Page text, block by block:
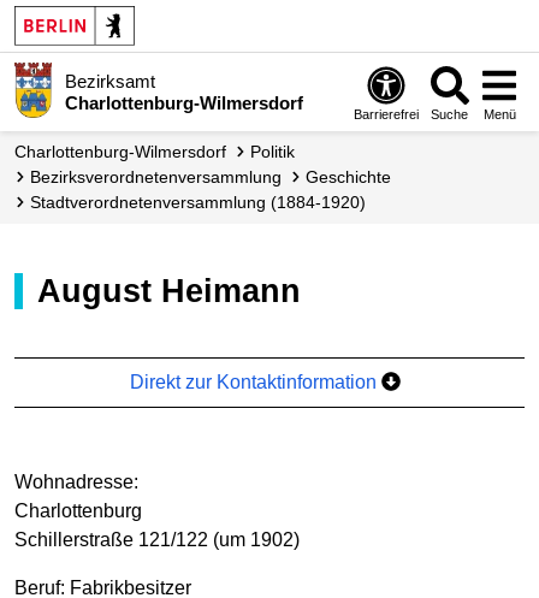
Bezirksamt
Charlottenburg-Wilmersdorf
Barrierefrei Suche Menü
Charlottenburg-Wilmersdorf
Politik
Bezirks­verordneten­versammlung
Geschichte
Stadtverordnetenversammlung (1884-1920)
August Heimann
Direkt zur Kontaktinformation
Wohnadresse:
Charlottenburg
Schillerstraße 121/122 (um 1902)
Beruf: Fabrikbesitzer